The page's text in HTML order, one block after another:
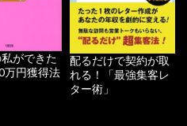
ができた
万円獲得法
配るだけで契約が取
れる！「最強集客レ
ター術」